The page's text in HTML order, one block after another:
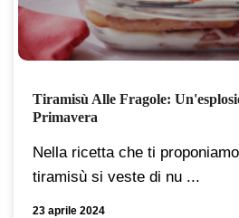
Tiramisù Alle Fragole:
Primavera
Nella ricetta che ti
tiramisù si veste di nu ...
23 aprile 2024